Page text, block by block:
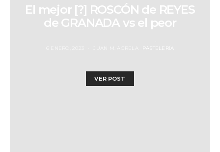
El mejor [?] ROSCÓN de REYES
de GRANADA vs el peor
PASTELERÍA
VER POST